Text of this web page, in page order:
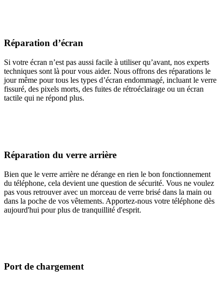
Réparation d’écran
Si votre écran n’est pas aussi facile à utiliser qu’avant, nos experts
techniques sont là pour vous aider. Nous offrons des réparations le
jour même pour tous les types d’écran endommagé, incluant le verre
fissuré, des pixels morts, des fuites de rétroéclairage ou un écran
tactile qui ne répond plus.
Réparation du verre arrière
Bien que le verre arrière ne dérange en rien le bon fonctionnement
du téléphone, cela devient une question de sécurité. Vous ne voulez
pas vous retrouver avec un morceau de verre brisé dans la main ou
dans la poche de vos vêtements. Apportez-nous votre téléphone dès
aujourd'hui pour plus de tranquillité d'esprit.
Port de chargement